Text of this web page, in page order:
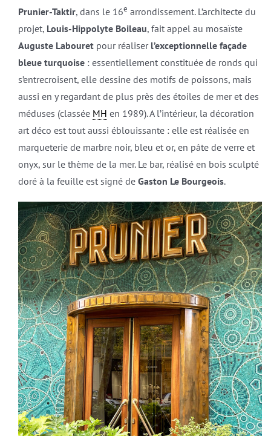
Prunier-Taktir, dans le 16e arrondissement. L’architecte du
projet, Louis-Hippolyte Boileau, fait appel au mosaïste
Auguste Labouretpour réaliser l’exceptionnelle façade
bleue turquoise: essentiellement constituée de ronds qui
s’entrecroisent, elle dessine des motifs de poissons, mais
aussi en y regardant de plus près des étoiles de mer et des
méduses (classée MH en 1989). A l’intérieur, la décoration
art déco est tout aussi éblouissante : elle est réalisée en
marqueterie de marbre noir, bleu et or, en pâte de verre et
onyx, sur le thème de la mer. Le bar, réalisé en bois sculpté
doré à la feuille est signé de Gaston Le Bourgeois.